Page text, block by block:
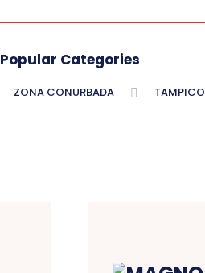
Popular Categories
ZONA CONURBADA TAMPICO